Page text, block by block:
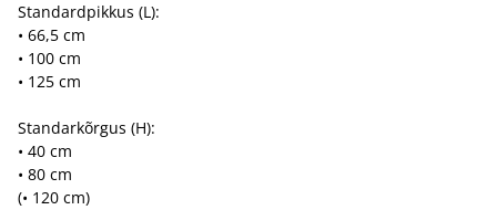
Standardpikkus (L):
• 66,5 cm
• 100 cm
• 125 cm
Standarkõrgus (H):
• 40 cm
• 80 cm
(• 120 cm)